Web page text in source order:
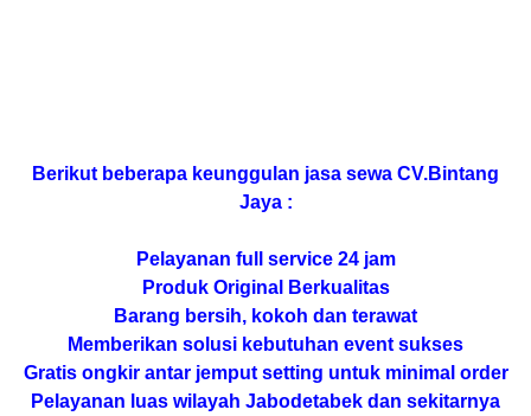
Berikut beberapa keunggulan jasa sewa CV.Bintang
Jaya :
Pelayanan full service 24 jam
Produk Original Berkualitas
Barang bersih, kokoh dan terawat
Memberikan solusi kebutuhan event sukses
Gratis ongkir antar jemput setting untuk minimal order
Pelayanan luas wilayah Jabodetabek dan sekitarnya